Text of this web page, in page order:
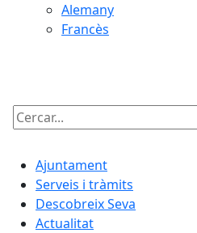
Alemany
Francès
Cercar:
Ajuntament
Serveis i tràmits
Descobreix Seva
Actualitat